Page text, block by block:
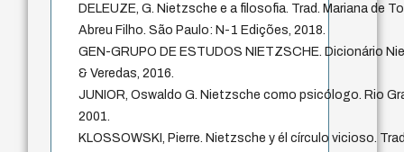
DELEUZE, G. Nietzsche e a filosofia. Trad. Mariana de
Abreu Filho. São Paulo: N-1 Edições, 2018.
GEN-GRUPO DE ESTUDOS NIETZSCHE. Dicionário
& Veredas, 2016.
JUNIOR, Oswaldo G. Nietzsche como psicólogo. Rio
2001.
KLOSSOWSKI, Pierre. Nietzsche y él círculo vicioso.